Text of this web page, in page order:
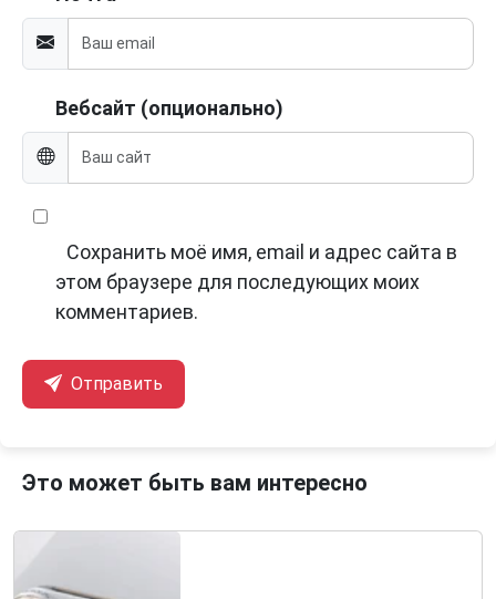
Вебсайт (опционально)
Сохранить моё имя, email и адрес сайта в
этом браузере для последующих моих
комментариев.
Отправить
Это может быть вам интересно